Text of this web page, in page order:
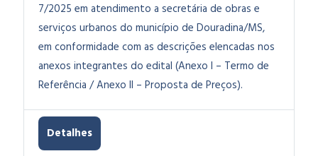
7/2025 em atendimento a secretária de obras e
serviços urbanos do município de Douradina/MS,
em conformidade com as descrições elencadas nos
anexos integrantes do edital (Anexo I – Termo de
Referência / Anexo II – Proposta de Preços).
Detalhes